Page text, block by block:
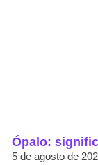
Ópalo:
5 de agosto de